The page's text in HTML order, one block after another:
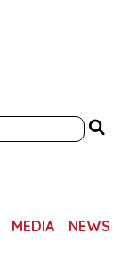
MEDIA NEWS